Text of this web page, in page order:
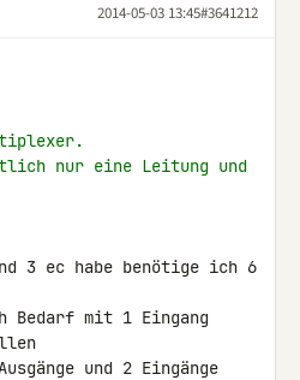
2014-05-03 13:45#3641212
nur eine Leitung und
3 ec habe benötige ich 6
Bedarf mit 1 Eingang
und 2 Eingänge